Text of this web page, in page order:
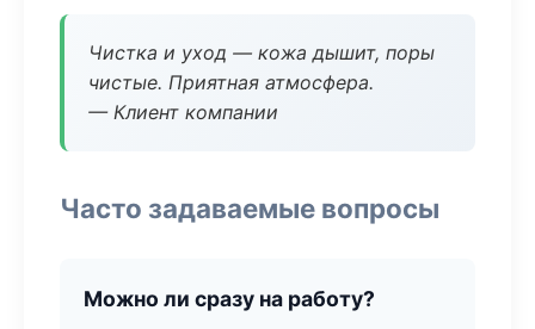
Чистка и уход — кожа дышит, поры
чистые. Приятная атмосфера.
— Клиент компании
Часто задаваемые вопросы
Можно ли сразу на работу?